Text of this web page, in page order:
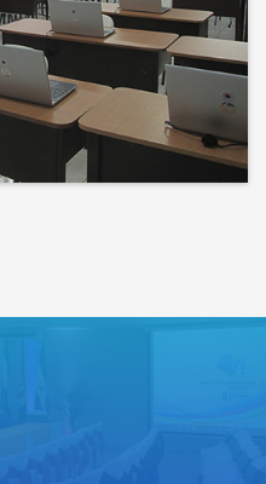
donde
y el